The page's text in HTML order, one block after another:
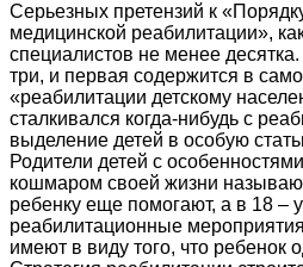
Серьезных претензий к
медицинской реабилитации»,
специалистов не менее
три, и первая содержится в
«реабилитации детскому
сталкивался когда-нибудь с
выделение детей в особую
Родители детей с
кошмаром своей жизни
ребенку еще помогают, а в 18 –
реабилитационные
имеют в виду того, что ребенок